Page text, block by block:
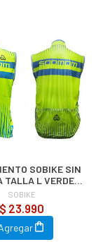
SOBIKE SIN
TALLA L VERDE
SOBIKE
$ 23.990